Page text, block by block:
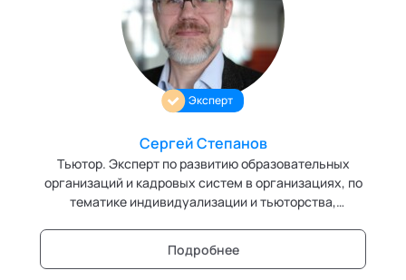
Персонология и поведенческий анализ
Позитивная динамическая психотерапия
Системные продажи
Современный гипноз
Современный этикет
Эксперт
Сергей Степанов
Тьютор. Эксперт по развитию образовательных
организаций и кадровых систем в организациях, по
тематике индивидуализации и тьюторства,
Эксперт кафедры "Тьюторство" Академии
Подробнее